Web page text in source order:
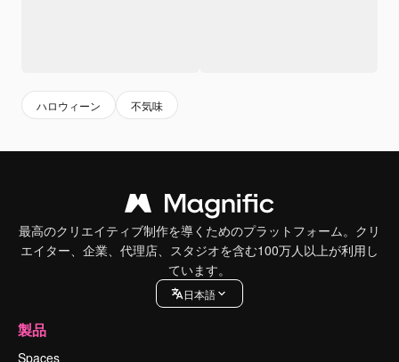
ハロウィーン 不気味
最高のクリエイティブ制作を導くためのプラットフォーム。クリ
エイター、企業、代理店、スタジオを含む100万人以上が利用し
ています。
日本語
製品
Spaces